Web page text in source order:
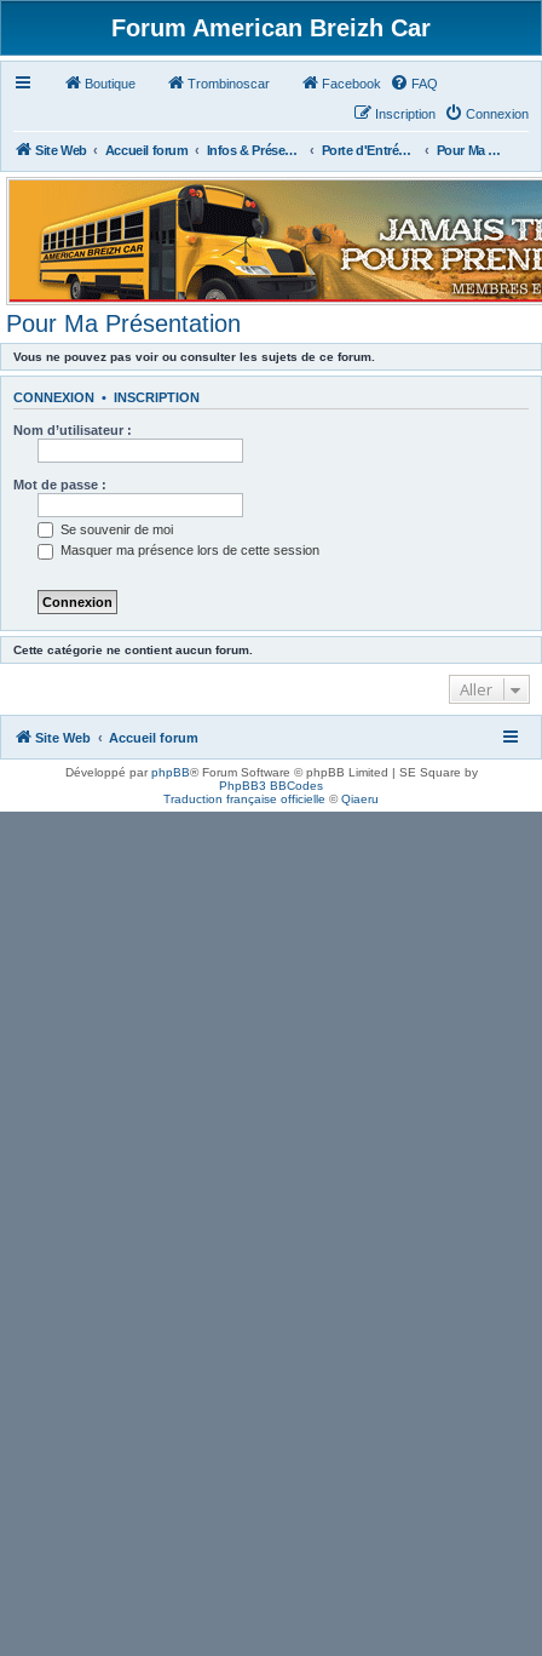
Forum American Breizh Car
Boutique Trombinoscar Facebook FAQ
Connexion
Inscription
Site Web Accueil forum Infos & Présentations Porte d'Entrée du Forum Pour Ma Présentation
Pour Ma Présentation
Vous ne pouvez pas voir ou consulter les sujets de ce forum.
CONNEXION • INSCRIPTION
Nom d’utilisateur :
Mot de passe :
Se souvenir de moi
Masquer ma présence lors de cette session
Cette catégorie ne contient aucun forum.
Aller
Site Web Accueil forum
Développé parphpBB® Forum Software © phpBB Limited | SE Square by
PhpBB3 BBCodes
Traduction française officielle ©Qiaeru